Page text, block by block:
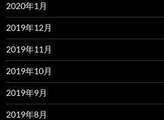
2020年1月
2019年12月
2019年11月
2019年10月
2019年9月
2019年8月